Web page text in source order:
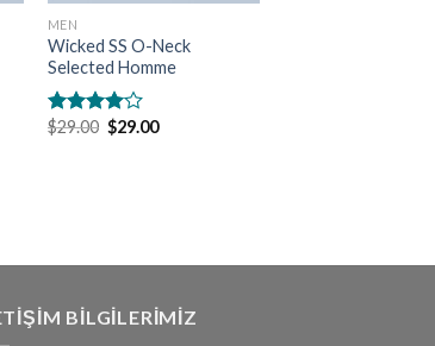
MEN
Wicked SS O-Neck
Selected Homme
5
$29.00 $29.00
BILGILERIMIZ